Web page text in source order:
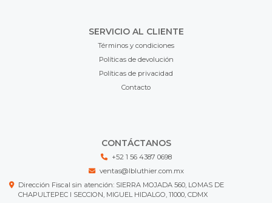
SERVICIO AL CLIENTE
Términos y condiciones
Políticas de devolución
Políticas de privacidad
Contacto
CONTÁCTANOS
+52 1 56 4387 0698
ventas@lbluthier.com.mx
Dirección Fiscal sin atención: SIERRA MOJADA 560, LOMAS DE
CHAPULTEPEC I SECCION, MIGUEL HIDALGO, 11000, CDMX